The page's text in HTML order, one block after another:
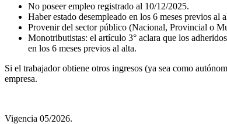
No poseer empleo registrado al 10/12/2025.
Haber estado desempleado en los 6 meses previos al
Provenir del sector público (Nacional, Provincial o
Monotributistas: el artículo 3° aclara que los
en los 6 meses previos al alta.
Si el trabajador obtiene otros ingresos (ya sea como
empresa.
Vigencia 05/2026.